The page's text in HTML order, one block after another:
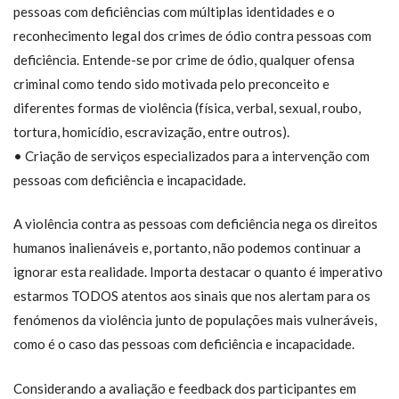
pessoas com deficiências com múltiplas identidades e o
reconhecimento legal dos crimes de ódio contra pessoas com
deficiência. Entende-se por crime de ódio, qualquer ofensa
criminal como tendo sido motivada pelo preconceito e
diferentes formas de violência (física, verbal, sexual, roubo,
tortura, homicídio, escravização, entre outros).
• Criação de serviços especializados para a intervenção com
pessoas com deficiência e incapacidade.
A violência contra as pessoas com deficiência nega os direitos
humanos inalienáveis e, portanto, não podemos continuar a
ignorar esta realidade. Importa destacar o quanto é imperativo
estarmos TODOS atentos aos sinais que nos alertam para os
fenómenos da violência junto de populações mais vulneráveis,
como é o caso das pessoas com deficiência e incapacidade.
Considerando a avaliação e feedback dos participantes em